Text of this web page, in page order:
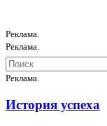
Реклама.
Реклама.
Реклама.
История успеха